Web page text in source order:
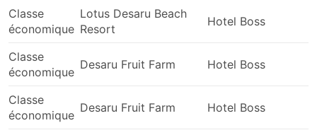
une réservation préalable. Gardez à l'esprit qu'il
n'est pas toujours possible de se présenter à la
gare routière et de monter dans le prochain bus -
il se peut que tous les billets soient vendus, alors
organisez votre voyage en conséquence.
Classe
économique
Lotus Desaru Beach
Resort
Hotel Boss
Classe
économique
Desaru Fruit Farm Hotel Boss
Classe
économique
Desaru Fruit Farm Hotel Boss